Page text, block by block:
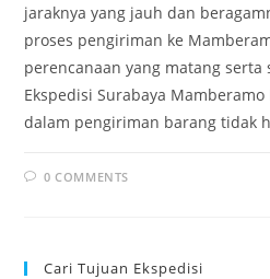
jaraknya yang jauh dan
proses pengiriman ke
perencanaan yang matang serta
Ekspedisi Surabaya
dalam pengiriman barang tidak
0 COMMENTS
Cari Tujuan Ekspedisi